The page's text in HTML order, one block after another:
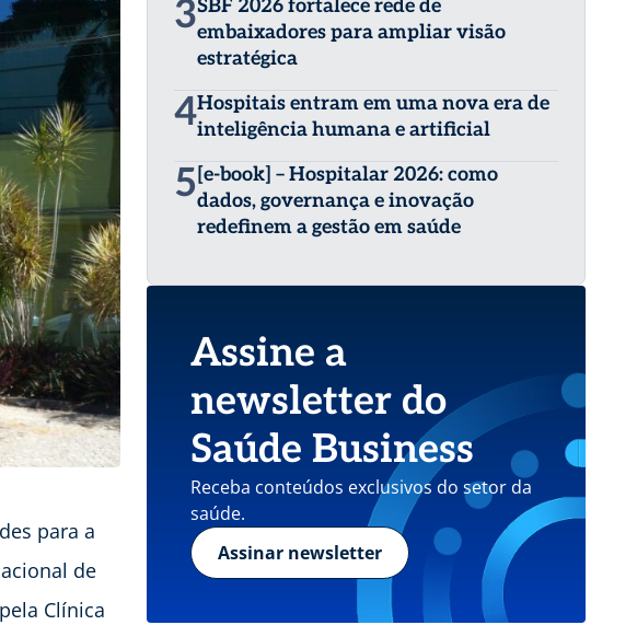
para a
de
Clínica
3SBF 2026 fortalece rede de
embaixadores para ampliar visão
estratégica
4Hospitais entram em uma nova era de
inteligência humana e artificial
5 [e-book] – Hospitalar 2026: como
dados, governança e inovação
redefinem a gestão em saúde
Assine a
newsletter do
Saúde Business
Receba conteúdos exclusivos do setor da
saúde.
Assinar newsletter